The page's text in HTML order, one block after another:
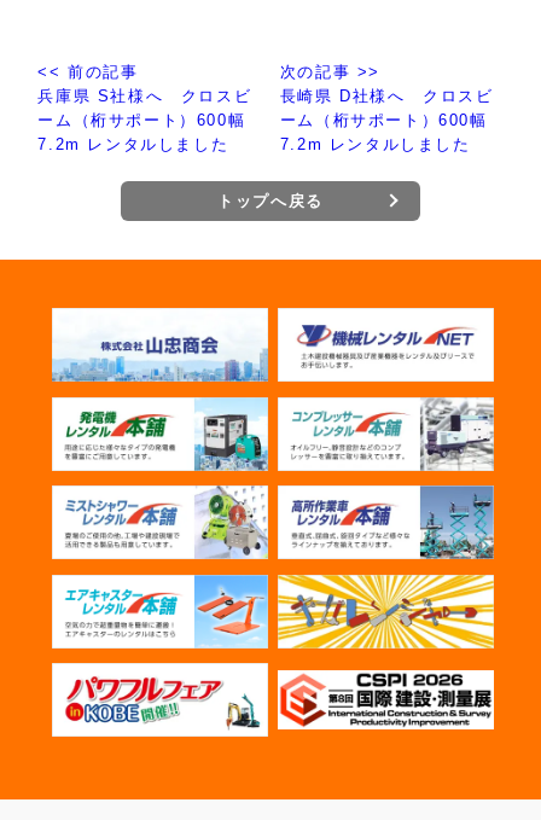
<< 前の記事
兵庫県 S社様へ クロスビ
ーム（桁サポート）600幅
7.2m レンタルしました
次の記事 >>
長崎県 D社様へ クロスビ
ーム（桁サポート）600幅
7.2m レンタルしました
トップへ戻る